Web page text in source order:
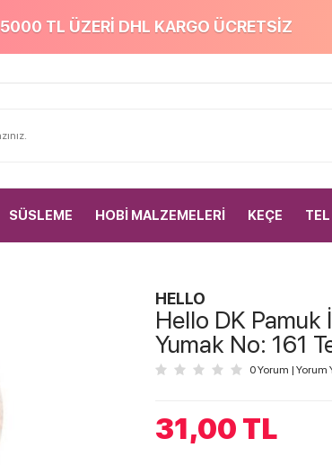
5000 TL ÜZERİ DHL KARGO ÜCRETSİZ
SÜSLEME HOBİ MALZEMELERİ KEÇE
HELLO
Hello DK Pamuk
Yumak No: 161
0 Yorum | Yorum
31,00 TL